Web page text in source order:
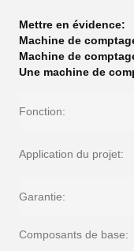
Mettre en évidence:
Machine de
Machine de
Une machine de
Fonction:
Application du projet:
Garantie:
Composants de base: